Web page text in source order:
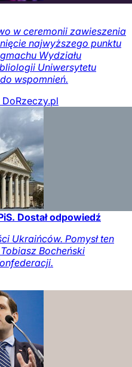
w ceremonii zawieszenia
najwyższego punktu
Wydziału
Uniwersytetu
wspomnień.
Dostał odpowiedź
Ukraińców. Pomysł ten
Bocheński